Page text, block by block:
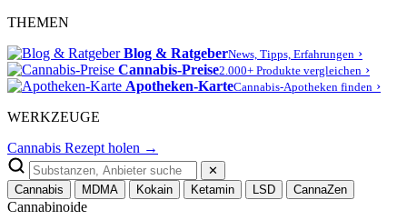
THEMEN
Blog & RatgeberNews, Tipps, Erfahrungen ›
Cannabis-Preise2.000+ Produkte vergleichen ›
Apotheken-KarteCannabis-Apotheken finden ›
WERKZEUGE
Cannabis Rezept holen →
✕
Cannabis
MDMA Kokain Ketamin LSD CannaZen
Cannabinoide